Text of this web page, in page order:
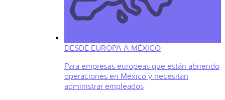
DESDE EUROPA A MÉXICO
Para empresas europeas que están abriendo
operaciones en México y necesitan
administrar empleados